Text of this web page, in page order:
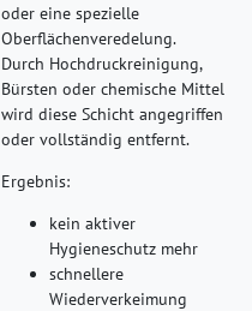
oder eine spezielle
Oberflächenveredelung.
Durch Hochdruckreinigung,
Bürsten oder chemische Mittel
wird diese Schicht angegriffen
oder vollständig entfernt.
Ergebnis:
kein aktiver
Hygieneschutz mehr
schnellere
Wiederverkeimung